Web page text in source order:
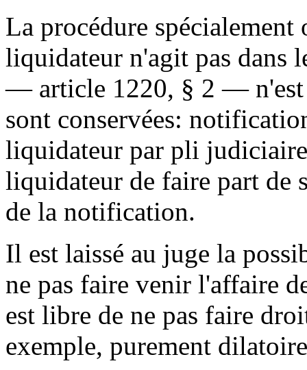
La procédure spécialement
liquidateur n'agit pas dans
— article 1220, § 2 — n'est
sont conservées:
liquidateur par pli
liquidateur de faire part de
de la notification.
Il est laissé au juge la
ne pas faire venir l'affaire
est libre de ne pas faire
exemple, purement